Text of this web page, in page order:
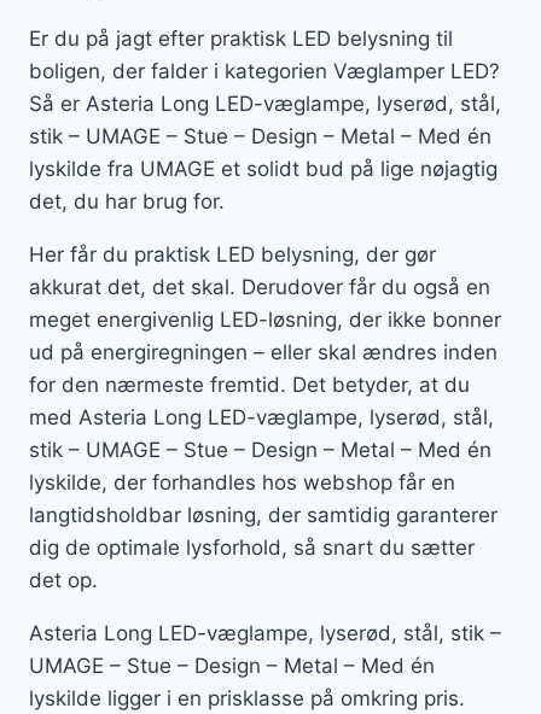
Er du på jagt efter praktisk LED belysning til
boligen, der falder i kategorien Væglamper LED?
Så er Asteria Long LED-væglampe, lyserød, stål,
stik – UMAGE – Stue – Design – Metal – Med én
lyskilde fra UMAGE et solidt bud på lige nøjagtig
det, du har brug for.
Her får du praktisk LED belysning, der gør
akkurat det, det skal. Derudover får du også en
meget energivenlig LED-løsning, der ikke bonner
ud på energiregningen – eller skal ændres inden
for den nærmeste fremtid. Det betyder, at du
med Asteria Long LED-væglampe, lyserød, stål,
stik – UMAGE – Stue – Design – Metal – Med én
lyskilde, der forhandles hos webshop får en
langtidsholdbar løsning, der samtidig garanterer
dig de optimale lysforhold, så snart du sætter
det op.
Asteria Long LED-væglampe, lyserød, stål, stik –
UMAGE – Stue – Design – Metal – Med én
lyskilde ligger i en prisklasse på omkring pris.